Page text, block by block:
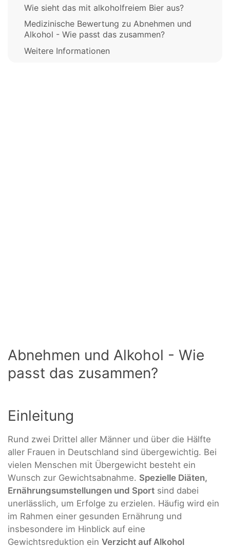
Wie sieht das mit alkoholfreiem Bier aus?
Medizinische Bewertung zu Abnehmen und
Alkohol - Wie passt das zusammen?
Weitere Informationen
Abnehmen und Alkohol - Wie
passt das zusammen?
Einleitung
Rund zwei Drittel aller Männer und über die Hälfte
aller Frauen in Deutschland sind übergewichtig. Bei
vielen Menschen mit Übergewicht besteht ein
Wunsch zur Gewichtsabnahme. Spezielle Diäten,
Ernährungsumstellungen und Sport sind dabei
unerlässlich, um Erfolge zu erzielen. Häufig wird ein
im Rahmen einer gesunden Ernährung und
insbesondere im Hinblick auf eine
Gewichtsreduktion ein Verzicht auf Alkohol